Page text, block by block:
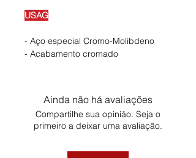
USAG
- Aço especial Cromo-Molibdeno
- Acabamento cromado
Ainda não há avaliações
Compartilhe sua opinião. Seja o
primeiro a deixar uma avaliação.